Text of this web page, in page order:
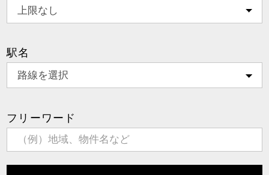
駅名
フリーワード